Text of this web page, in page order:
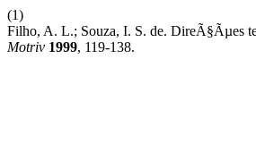
(1)
Filho, A. L.; Souza, I. S. de. DireÃ§Ãµes
Motriv 1999, 119-138.